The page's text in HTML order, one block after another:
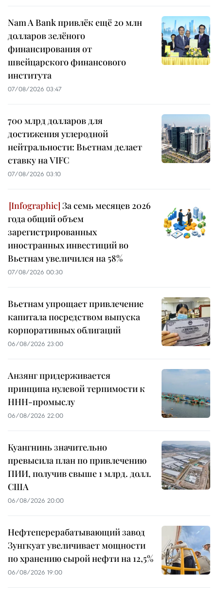
Nam A Bank привлёк ещё 20 млн
долларов зелёного
финансирования от
швейцарского финансового
института
07/08/2026 03:47
700 млрд долларов для
достижения углеродной
нейтральности: Вьетнам делает
ставку на VIFC
07/08/2026 03:10
За семь месяцев 2026
года общий объем
зарегистрированных
иностранных инвестиций во
Вьетнам увеличился на 58%
07/08/2026 00:30
Вьетнам упрощает привлечение
капитала посредством выпуска
корпоративных облигаций
06/08/2026 23:00
Анзянг придерживается
принципа нулевой терпимости к
ННН-промыслу
06/08/2026 22:00
Куангнинь значительно
превысила план по привлечению
ПИИ, получив свыше 1 млрд. долл.
США
06/08/2026 20:00
Нефтеперерабатывающий завод
Зунгкуат увеличивает мощности
по хранению сырой нефти на 12,5%
06/08/2026 19:00